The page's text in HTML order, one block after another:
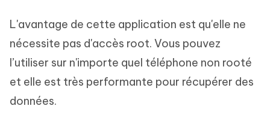
L'avantage de cette application est qu'elle ne
nécessite pas d'accès root. Vous pouvez
l’utiliser sur n'importe quel téléphone non rooté
et elle est très performante pour récupérer des
données.